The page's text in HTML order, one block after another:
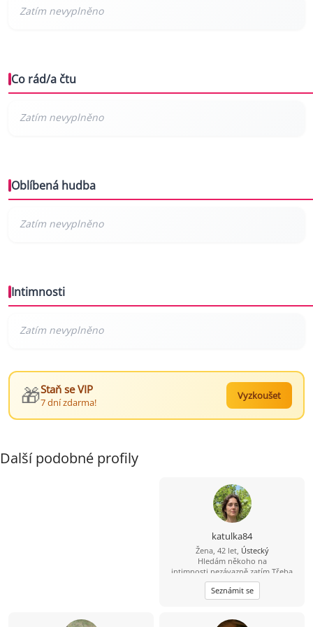
Co rád/a čtu
Oblíbená hudba
Intimnosti
🎁Staň se VIP
7 dní zdarma!
Vyzkoušet
Další podobné profily
katulka84
Žena, 42 let, Ústecký
Hledám někoho na
intimnosti,nezávazně zatím.Třeba
časem i něco víc.Fotku pošlu
soukromě. Ráda poznávám nová
místa a nové lidi.
Seznámit se